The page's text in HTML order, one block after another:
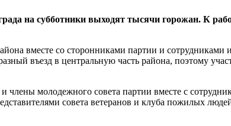
на субботники выходят тысячи горожан. К
вместе со сторонниками партии и
въезд в центральную часть района, поэтому
молодежного совета партии вместе с
совета ветеранов и клуба пожилых